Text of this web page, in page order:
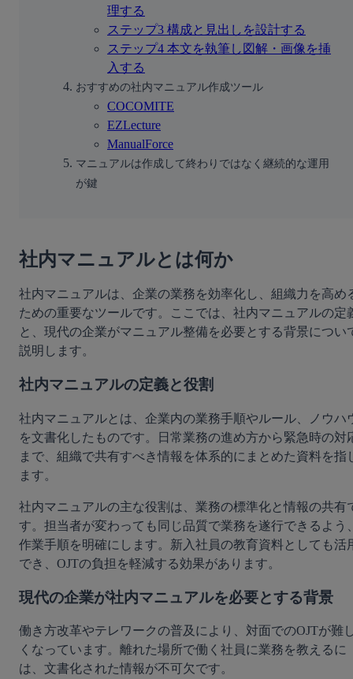
理する
ステップ3 構成と見出しを設計する
ステップ4 本文を執筆し図解・画像を挿
入する
おすすめの社内マニュアル作成ツール
COCOMITE
EZLecture
ManualForce
マニュアルは作成して終わりではなく継続的な運用
が鍵
社内マニュアルとは何か
社内マニュアルは、企業の業務を効率化し、組織力を高め
ための重要なツールです。ここでは、社内マニュアルの定
と、現代の企業がマニュアル整備を必要とする背景につい
説明します。
社内マニュアルの定義と役割
社内マニュアルとは、企業内の業務手順やルール、ノウハ
を文書化したものです。日常業務の進め方から緊急時の対
まで、組織で共有すべき情報を体系的にまとめた資料を指
ます。
社内マニュアルの主な役割は、業務の標準化と情報の共有
す。担当者が変わっても同じ品質で業務を遂行できるよう
作業手順を明確にします。新入社員の教育資料としても活
でき、OJTの負担を軽減する効果があります。
現代の企業が社内マニュアルを必要とする背景
働き方改革やテレワークの普及により、対面でのOJTが難
くなっています。離れた場所で働く社員に業務を教えるに
は、文書化された情報が不可欠です。